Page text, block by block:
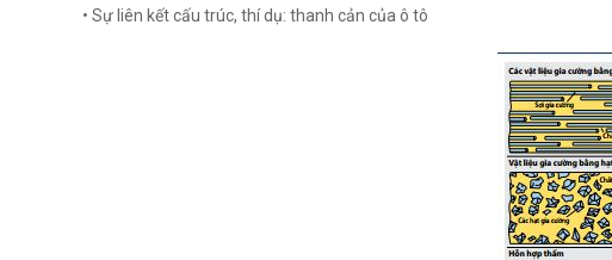
• Sự liên kết cấu trúc, thí dụ: thanh cản của ô tô